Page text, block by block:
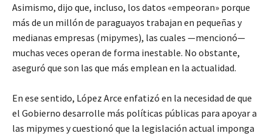
Asimismo, dijo que, incluso, los datos «empeoran» porque
más de un millón de paraguayos trabajan en pequeñas y
medianas empresas (mipymes), las cuales —mencionó—
muchas veces operan de forma inestable. No obstante,
aseguró que son las que más emplean en la actualidad.
En ese sentido, López Arce enfatizó en la necesidad de que
el Gobierno desarrolle más políticas públicas para apoyar a
las mipymes y cuestionó que la legislación actual imponga